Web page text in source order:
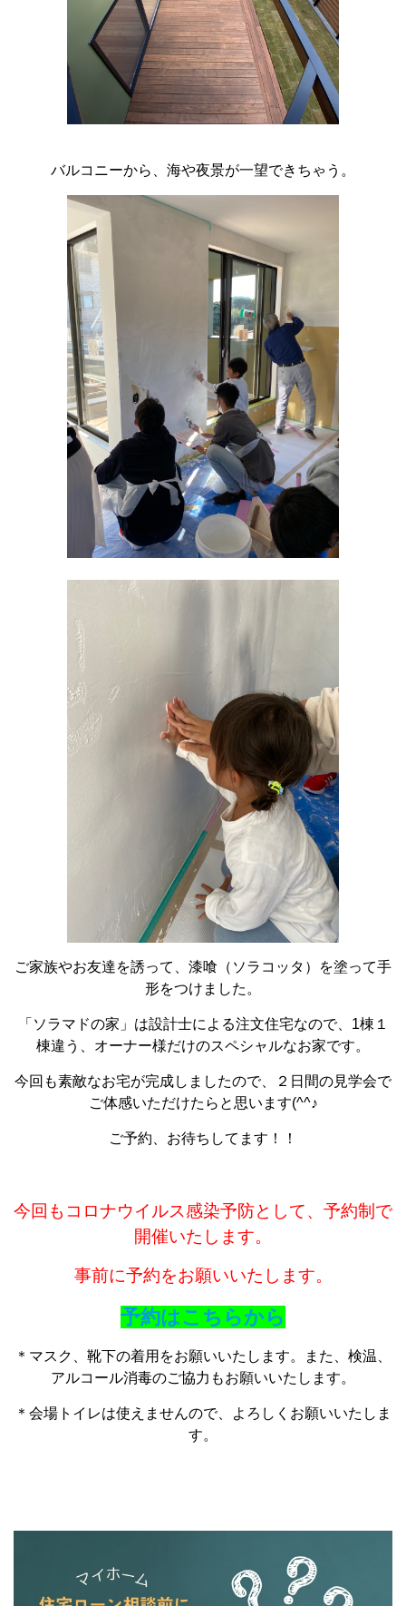
バルコニーから、海や夜景が一望できちゃう。
ご家族やお友達を誘って、漆喰（ソラコッタ）を塗って手
形をつけました。
「ソラマドの家」は設計士による注文住宅なので、1棟１
棟違う、オーナー様だけのスペシャルなお家です。
今回も素敵なお宅が完成しましたので、２日間の見学会で
ご体感いただけたらと思います(^^♪
ご予約、お待ちしてます！！
今回もコロナウイルス感染予防として、予約制で
開催いたします。
事前に予約をお願いいたします。
予約はこちらから
＊マスク、靴下の着用をお願いいたします。また、検温、
アルコール消毒のご協力もお願いいたします。
＊会場トイレは使えませんので、よろしくお願いいたしま
す。